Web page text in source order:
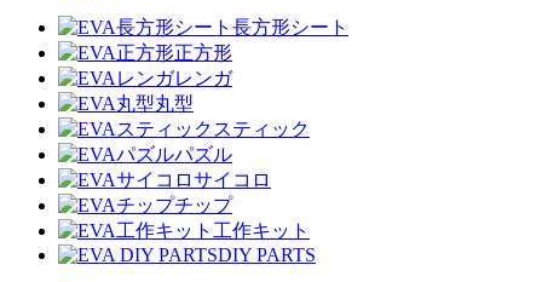
長方形シート
正方形
レンガ
丸型
スティック
パズル
サイコロ
チップ
工作キット
DIY PARTS